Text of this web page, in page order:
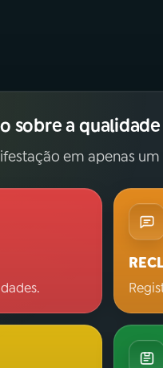
sobre a
em apenas